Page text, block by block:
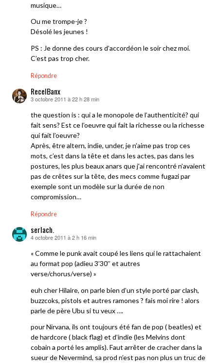
musique…
Ou me trompe-je ?
Désolé les jeunes !
PS : Je donne des cours d’accordéon le soir chez moi.
C’est pas trop cher.
Répondre
RecelBanx
dit :
3 octobre 2011 à 22 h 28 min
the question is : qui a le monopole de l’authenticité? qui
fait sens? Est ce l’oeuvre qui fait la richesse ou la richesse
qui fait l’oeuvre?
Après, être altern, indie, under, je n’aime pas trop ces
mots, c’est dans la tête et dans les actes, pas dans les
postures, les plus beaux anars que j’ai rencontré n’avaient
pas de crêtes sur la tête, des mecs comme fugazi par
exemple sont un modèle sur la durée de non
compromission…
Répondre
serlach.
dit :
4 octobre 2011 à 2 h 16 min
« Comme le punk avait coupé les liens qui le rattachaient
au format pop (adieu 3’30’’ et autres
verse/chorus/verse) »
euh cher Hilaire, on parle bien d’un style porté par clash,
buzzcoks, pistols et autres ramones ? fais moi rire ! alors
parle de père Ubu si tu veux ….
pour Nirvana, ils ont toujours été fan de pop ( beatles) et
de hardcore ( black flag) et d’indie (les Melvins dont
cobain a porté les amplis). Faut arrêter de cracher dans la
sueur de Nevermind, sa prod n’est pas non plus un truc de